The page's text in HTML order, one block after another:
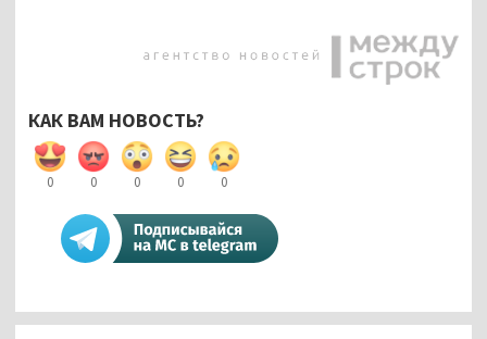
КАК ВАМ НОВОСТЬ?
0 0 0 0 0